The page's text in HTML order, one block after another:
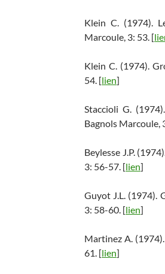
Klein C. (1974).
Marcoule, 3: 53. [
Klein C. (1974).
54. [lien]
Staccioli G.
Bagnols Marcoule,
Beylesse J.P.
3: 56-57. [lien]
Guyot J.L. (1974).
3: 58-60. [lien]
Martinez A.
61. [lien]